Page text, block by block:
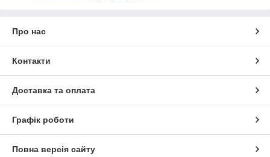
Про нас
Контакти
Доставка та оплата
Графік роботи
Повна версія сайту